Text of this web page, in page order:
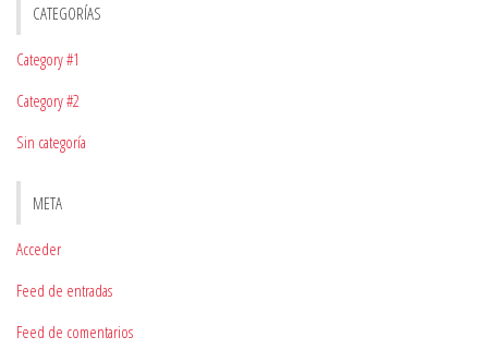
CATEGORÍAS
Category #1
Category #2
Sin categoría
META
Acceder
Feed de entradas
Feed de comentarios